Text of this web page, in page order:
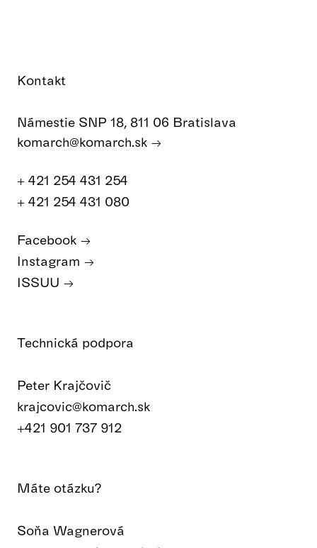
Máte otázku?
Soňa Wagnerová
Technická podpora
Peter Krajčovič
krajcovic@komarch.sk
+421 901 737 912
Kontakt
Námestie SNP 18, 811 06 Bratislava
komarch@komarch.sk
+ 421 254 431 254
+ 421 254 431 080
Facebook
Instagram
ISSUU